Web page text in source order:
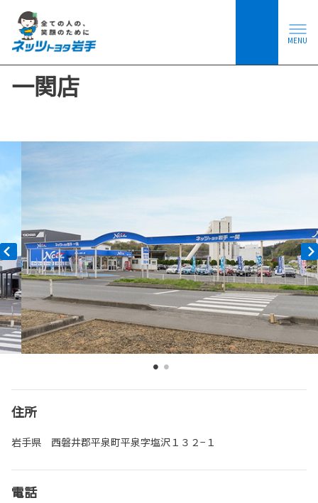
MENU
一関店
住所
岩手県 西磐井郡平泉町平泉字塩沢１３２−１
電話